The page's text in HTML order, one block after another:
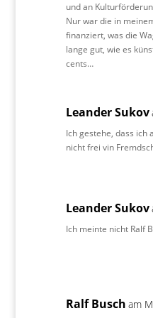
und an
Nur war die in
finanziert, was die
lange gut, wie es
cents…
Leander Sukov
Ich gestehe, dass ich
nicht frei vin
Leander Sukov
Ich meinte nicht Ralf
Ralf Busch am